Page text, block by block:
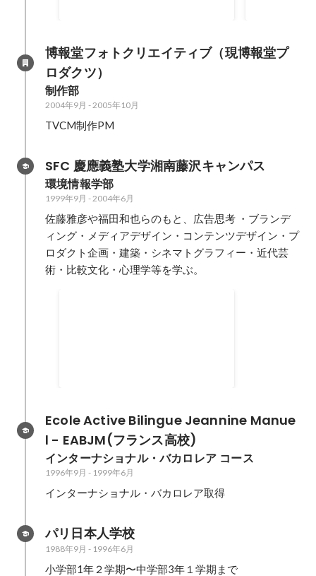
博報堂フォトクリエイティブ（現博報堂プ
ロダクツ）
制作部
2004年9月 -2005年10月
TVCM制作PM
SFC 慶應義塾大学湘南藤沢キャンパス
環境情報学部
1999年9月 -2004年6月
佐藤雅彦や福田和也らのもと、広告思考 ・ブランデ
ィング・メディアデザイン・コンテンツデザイン・プ
ロダクト企画・建築・シネマトグラフィー・近代芸
術・比較文化・心理学等を学ぶ。
Ecole Active Bilingue Jeannine Manue
l - EABJM(フランス高校)
インターナショナル・バカロレア コース
1996年9月 - 1999年6月
インターナショナル・バカロレア取得
パリ日本人学校
1988年9月 - 1996年6月
小学部1年２学期〜中学部3年１学期まで